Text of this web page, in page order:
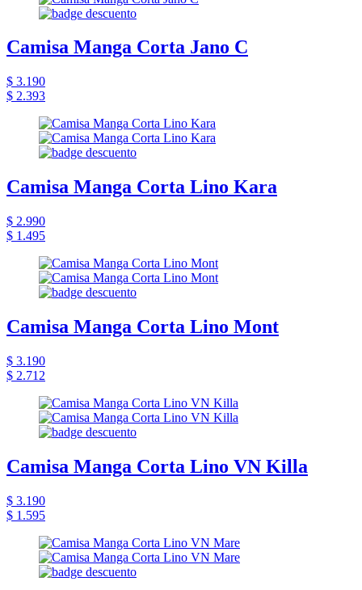
Camisa Manga Corta Jano C
$ 3.190
$ 2.393
Camisa Manga Corta Lino Kara
$ 2.990
$ 1.495
Camisa Manga Corta Lino Mont
$ 3.190
$ 2.712
Camisa Manga Corta Lino VN Killa
$ 3.190
$ 1.595